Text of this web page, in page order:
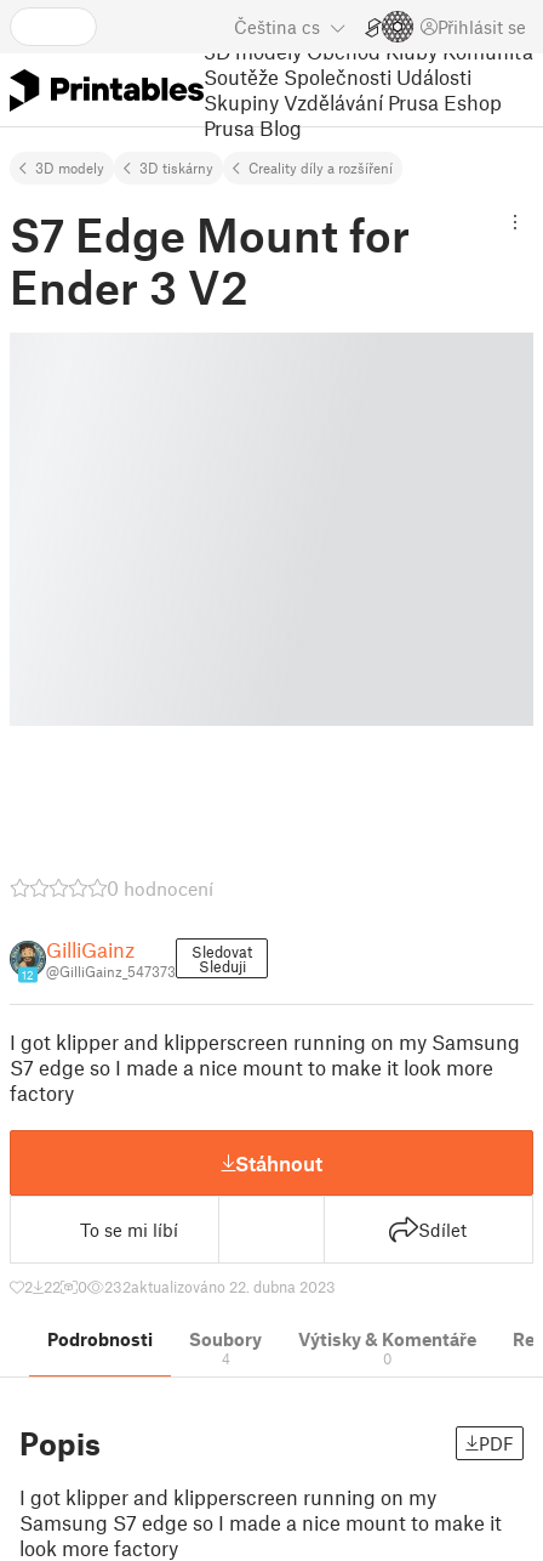
Čeština cs Přihlásit se
3D modely Obchod Kluby Komunita
Soutěže Společnosti Události
Skupiny Vzdělávání Prusa Eshop
Prusa Blog
3D modely 3D tiskárny Creality díly a rozšíření
S7 Edge Mount for
Ender 3 V2
0 hodnocení
12
GilliGainz
@GilliGainz_547373
Sledovat
Sleduji
I got klipper and klipperscreen running on my Samsung
S7 edge so I made a nice mount to make it look more
factory
Stáhnout
To se mi líbí Sdílet
2 22 0 232aktualizováno 22. dubna 2023
Podrobnosti Soubory
4
Výtisky & Komentáře
0
Popis PDF
I got klipper and klipperscreen running on my
Samsung S7 edge so I made a nice mount to make it
look more factory